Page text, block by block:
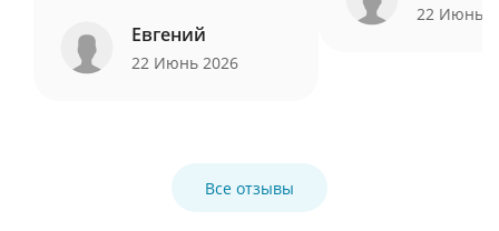
Евгений
22 Июнь 2026
22 Июнь
Все отзывы